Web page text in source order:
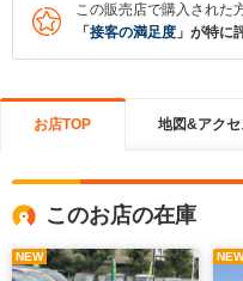
この販売店で購入された
「 接客の満足度 」が特に
お店TOP 地図&アクセ
このお店の在庫
NEW NEW